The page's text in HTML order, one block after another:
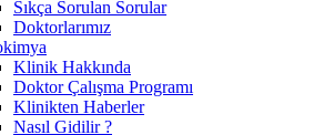
Sıkça Sorulan Sorular
Doktorlarımız
Klinik Hakkında
Doktor Çalışma Programı
Klinikten Haberler
Nasıl Gidilir ?